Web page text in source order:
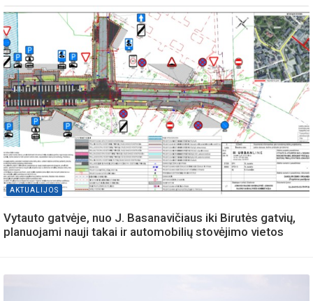
AKTUALIJOS
Vytauto gatvėje, nuo J. Basanavičiaus iki Birutės gatvių,
planuojami nauji takai ir automobilių stovėjimo vietos